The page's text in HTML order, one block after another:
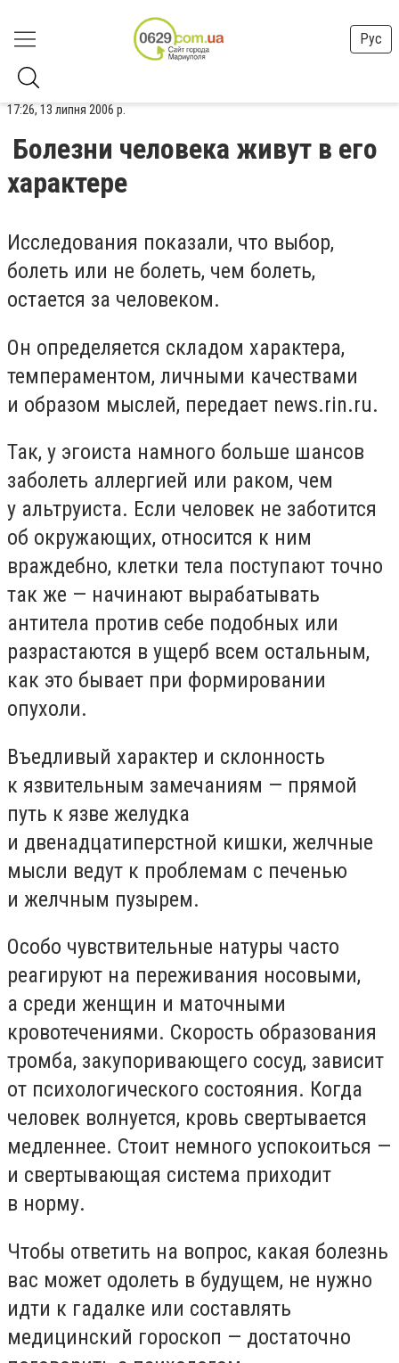
Рус
17:26, 13 липня 2006 р.
Болезни человека живут в его
характере
Исследования показали, что выбор,
болеть или не болеть, чем болеть,
остается за человеком.
Он определяется складом характера,
темпераментом, личными качествами
и образом мыслей, передает news.rin.ru.
Так, у эгоиста намного больше шансов
заболеть аллергией или раком, чем
у альтруиста. Если человек не заботится
об окружающих, относится к ним
враждебно, клетки тела поступают точно
так же — начинают вырабатывать
антитела против себе подобных или
разрастаются в ущерб всем остальным,
как это бывает при формировании
опухоли.
Въедливый характер и склонность
к язвительным замечаниям — прямой
путь к язве желудка
и двенадцатиперстной кишки, желчные
мысли ведут к проблемам с печенью
и желчным пузырем.
Особо чувствительные натуры часто
реагируют на переживания носовыми,
а среди женщин и маточными
кровотечениями. Скорость образования
тромба, закупоривающего сосуд, зависит
от психологического состояния. Когда
человек волнуется, кровь свертывается
медленнее. Стоит немного успокоиться —
и свертывающая система приходит
в норму.
Чтобы ответить на вопрос, какая болезнь
вас может одолеть в будущем, не нужно
идти к гадалке или составлять
медицинский гороскоп — достаточно